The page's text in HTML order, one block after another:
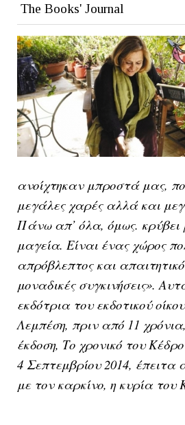
The Books' Journal
ανοίχτηκαν μπροστά μας,
μεγάλες χαρές αλλά και
Πάνω απ’ όλα, όμως. κρύβει
μαγεία. Είναι ένας χώρος
απρόβλεπτος και
μοναδικές συγκινήσεις».
εκδότρια του εκδοτικού
Λεμπέση, πριν από 11
έκδοση, Το χρονικό του
4 Σεπτεμβρίου 2014,
με τον καρκίνο, η κυρία του